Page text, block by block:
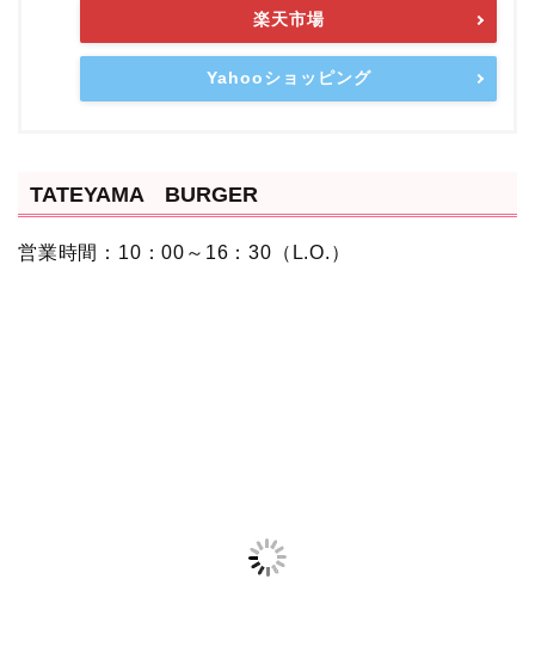
楽天市場
Yahooショッピング
TATEYAMA BURGER
営業時間：10：00～16：30（L.O.）